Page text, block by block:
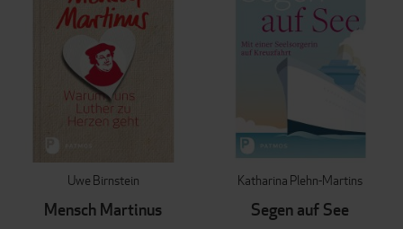
Uwe Birnstein
Mensch Martinus
Katharina Plehn-Martins
Segen auf See